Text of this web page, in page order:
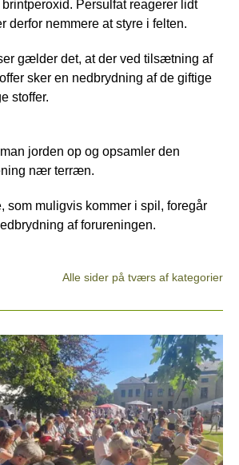
brintperoxid. Persulfat reagerer lidt
derfor nemmere at styre i felten.
gælder det, at der ved tilsætning af
sker en nedbrydning af de giftige
stoffer.
jorden op og opsamler den
nær terræn.
som muligvis kommer i spil, foregår
af forureningen.
Alle sider på tværs af kategorier